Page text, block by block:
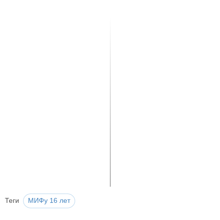
Теги МИФу 16 лет